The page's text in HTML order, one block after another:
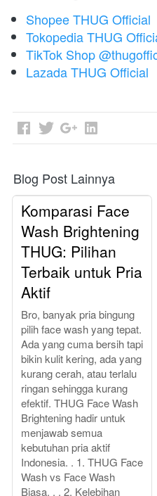
Shopee THUG Official
Tokopedia THUG
TikTok Shop
Lazada THUG Official
Blog Post Lainnya
Komparasi Face
Wash Brightening
THUG: Pilihan
Terbaik untuk Pria
Aktif
Bro, banyak pria bingung
pilih face wash yang tepat.
Ada yang cuma bersih tapi
bikin kulit kering, ada yang
kurang cerah, atau terlalu
ringan sehingga kurang
efektif. THUG Face Wash
Brightening hadir untuk
menjawab semua
kebutuhan pria aktif
Indonesia. . 1. THUG Face
Wash vs Face Wash
Biasa. . . 2. Kelebihan